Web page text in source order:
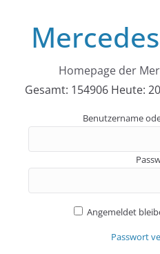
springen
Homepage der
Gesamt: 154906 Heute:
Benutzername
Angemeldet
Passwort